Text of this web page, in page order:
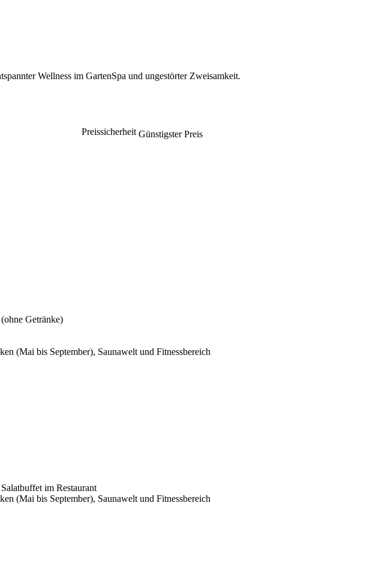
Wellness im GartenSpa und ungestörter Zweisamkeit.
Preissicherheit Günstigster Preis
Getränke)
(Mai bis September), Saunawelt und Fitnessbereich
im Restaurant
(Mai bis September), Saunawelt und Fitnessbereich